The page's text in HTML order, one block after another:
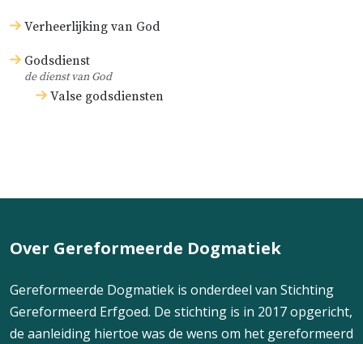
Verheerlijking van God
Godsdienst
de dienst van God
Valse godsdiensten
Over Gereformeerde Dogmatiek
Gereformeerde Dogmatiek is onderdeel van Stichting
Gereformeerd Erfgoed. De stichting is in 2017 opgericht,
de aanleiding hiertoe was de wens om het gereformeerd